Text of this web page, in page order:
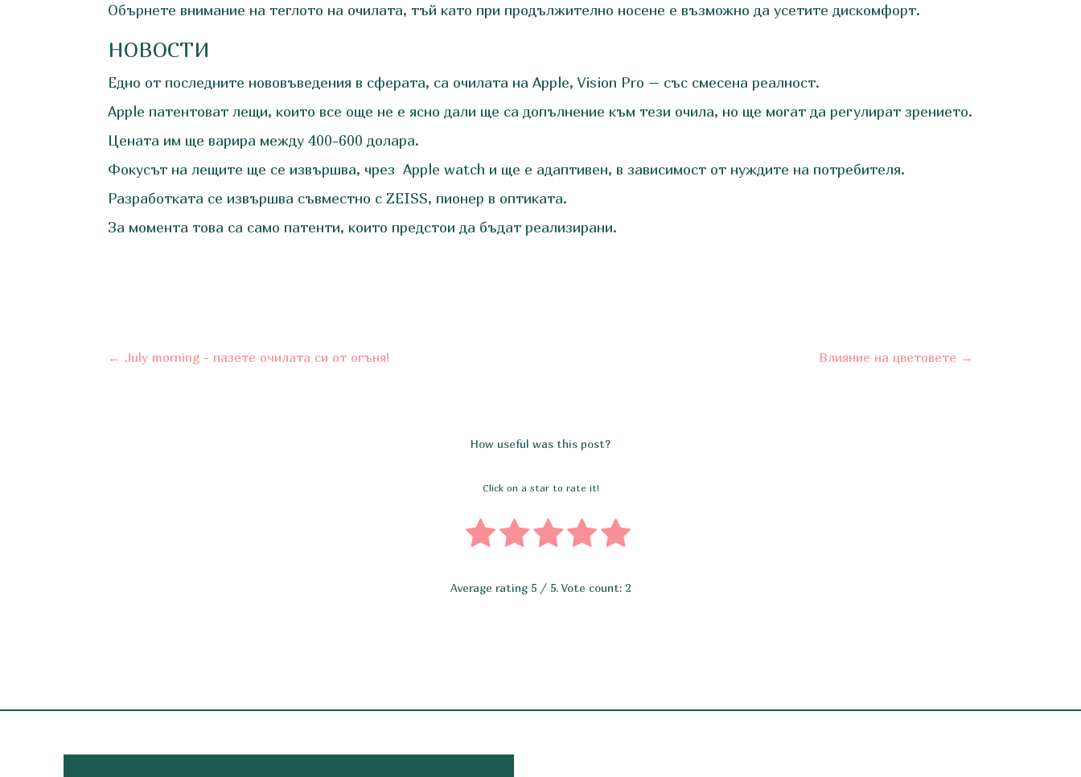
Обърнете внимание на теглото на очилата, тъй като при продължително носене е възможно да усетите дискомфорт.
НОВОСТИ
Едно от последните нововъведения в сферата, са очилата на Apple, Vision Pro – със смесена реалност.
Apple патентоват лещи, които все още не е ясно дали ще са допълнение към тези очила, но ще могат да регулират зрението.
Цената им ще варира между 400-600 долара.
Фокусът на лещите ще се извършва, чрез Apple watch и ще е адаптивен, в зависимост от нуждите на потребителя.
Разработката се извършва съвместно с ZEISS, пионер в оптиката.
За момента това са само патенти, които предстои да бъдат реализирани.
← July morning - пазете очилата си от огъня! Влияние на цветовете →
How useful was this post?
Click on a star to rate it!
Average rating 5 / 5. Vote count: 2